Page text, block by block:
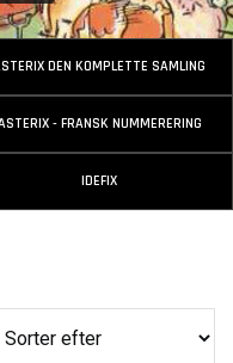
DEN KOMPLETTE SAMLING
- FRANSK NUMMERERING
IDEFIX